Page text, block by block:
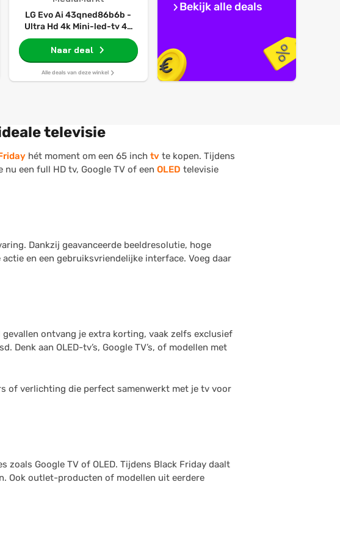
LG Evo Ai 43qned86b6b -
Ultra Hd 4k Mini-led-tv 43
Inch 2026
Naar deal
Alle deals van deze winkel
Bekijk alle deals
televisie
hét moment om een 65 inch tv te kopen. Tijdens
nu een full HD tv, Google TV of een OLED televisie
Dankzij geavanceerde beeldresolutie, hoge
en een gebruiksvriendelijke interface. Voeg daar
ontvang je extra korting, vaak zelfs exclusief
aan OLED-tv’s, Google TV’s, of modellen met
of verlichting die perfect samenwerkt met je tv voor
Google TV of OLED. Tijdens Black Friday daalt
Ook outlet-producten of modellen uit eerdere